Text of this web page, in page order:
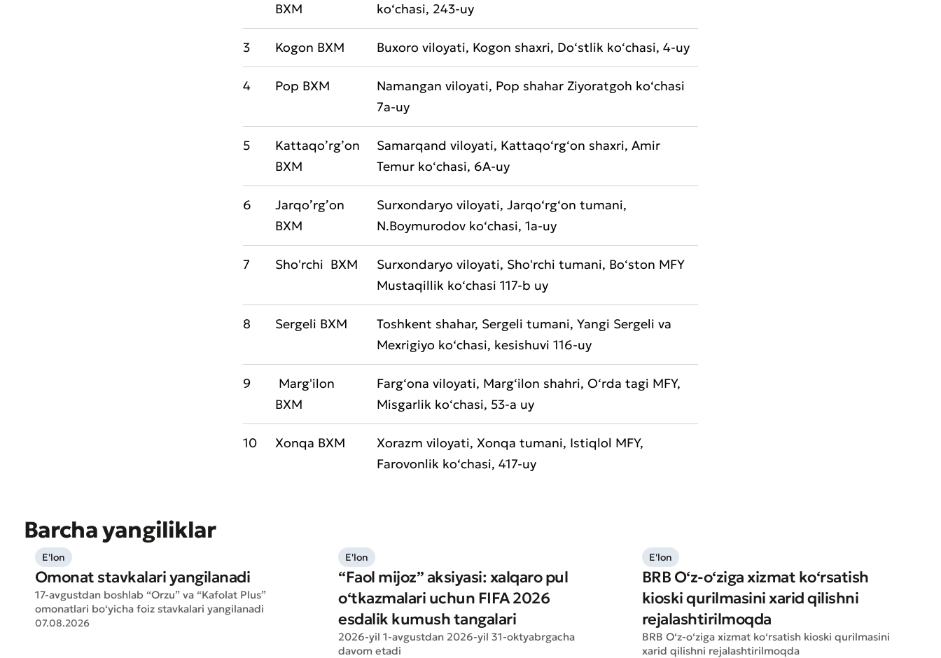
Xizmat sifatini baholang
Yomon Aʼlo
Yuborish
* Barcha maydonlar to'ldirilishi shart
BXM
ko‘chasi, 243-uy
3 Kogon BXM Buxoro viloyati, Kogon shaxri, Do‘stlik ko‘chasi, 4-uy
4 Pop BXM
Namangan viloyati, Pop shahar Ziyoratgoh ko‘chasi
7a-uy
5
Kattaqo’rg’on
BXM
Samarqand viloyati, Kattaqo‘rg‘on shaxri, Amir
Temur ko‘chasi, 6A-uy
6
Jarqo’rg’on
BXM
Surxondaryo viloyati, Jarqo‘rg‘on tumani,
N.Boymurodov ko‘chasi, 1a-uy
7 Sho'rchi BXM
Surxondaryo viloyati, Sho'rchi tumani, Bo‘ston MFY
Mustaqillik ko‘chasi 117-b uy
8 Sergeli BXM
Toshkent shahar, Sergeli tumani, Yangi Sergeli va
Mexrigiyo ko‘chasi, kesishuvi 116-uy
9
Marg'ilon
BXM
Farg‘ona viloyati, Marg‘ilon shahri, O‘rda tagi MFY,
Misgarlik ko‘chasi, 53-a uy
10 Xonqa BXM
Xorazm viloyati, Xonqa tumani, Istiqlol MFY,
Farovonlik ko‘chasi, 417-uy
Barcha yangiliklar
E'lon
Omonat stavkalari yangilanadi
17-avgustdan boshlab “Orzu” va “Kafolat Plus”
omonatlari bo‘yicha foiz stavkalari yangilanadi
07.08.2026
E'lon
“Faol mijoz” aksiyasi: xalqaro pul
o‘tkazmalari uchun FIFA 2026
esdalik kumush tangalari
2026-yil 1-avgustdan 2026-yil 31-oktyabrgacha
davom etadi
E'lon
BRB O‘z-o‘ziga xizmat ko‘rsatish
kioski qurilmasini xarid qilishni
rejalashtirilmoqda
BRB O‘z-o‘ziga xizmat ko‘rsatish kioski qurilmasini
xarid qilishni rejalashtirilmoqda